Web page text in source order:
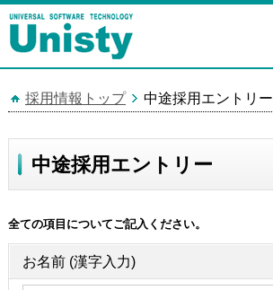
採用情報トップ 中途採用エントリー
中途採用エントリー
全ての項目についてご記入ください。
お名前 (漢字入力)